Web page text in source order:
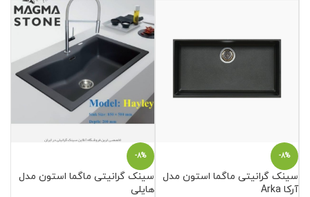
-8%
سینک گرانیتی ماگما استون مدل
آرکا Arka
-8%
سینک گرانیتی ماگما استون مدل
هایلی